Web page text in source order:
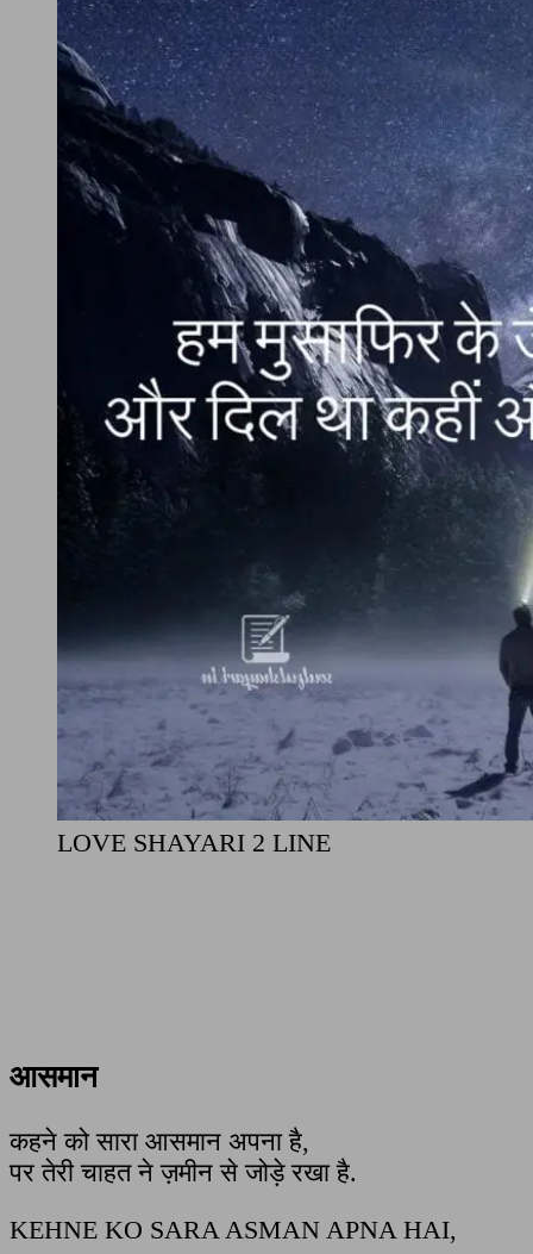
LOVE SHAYARI 2 LINE
आसमान
कहने को सारा आसमान अपना है,
पर तेरी चाहत ने ज़मीन से जोड़े रखा है.
KEHNE KO SARA ASMAN APNA HAI,